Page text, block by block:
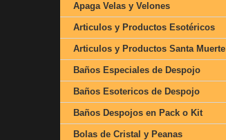
Apaga Velas y Velones
Articulos y Productos Esotéricos
Articulos y Productos Santa Muerte
Baños Especiales de Despojo
Baños Esotericos de Despojo
Baños Despojos en Pack o Kit
Bolas de Cristal y Peanas